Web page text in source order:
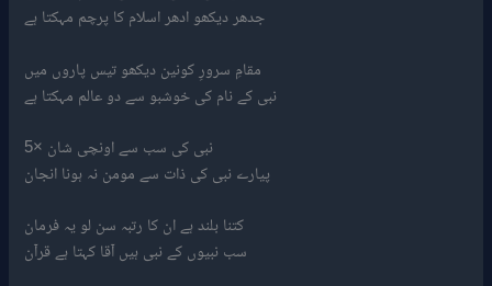
جدھر دیکھو ادھر اسلام کا پرچم مہکتا ہے
مقامِ سرورِ کونین دیکھو تیس پاروں میں
نبی کے نام کی خوشبو سے دو عالم مہکتا ہے
نبی کی سب سے اونچی شان ×5
پیارے نبی کی ذات سے مومن نہ ہونا انجان
کتنا بلند ہے ان کا رتبہ سن لو یہ فرمان
سب نبیوں کے نبی ہیں آقا کہتا ہے قرآن